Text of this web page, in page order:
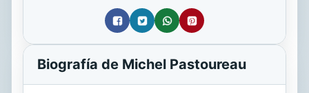
Biografía de Michel Pastoureau